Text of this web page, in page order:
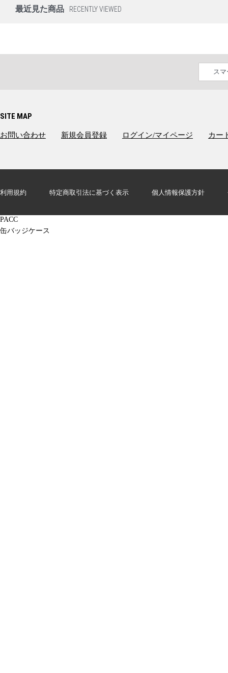
最近見た商品 RECENTLY VIEWED
ス
SITE MAP
お問い合わせ 新規会員登録 ログイン/マイページ カー
利用規約 特定商取引法に基づく表示 個人情報保護方針
小
PACC
缶バッジケース